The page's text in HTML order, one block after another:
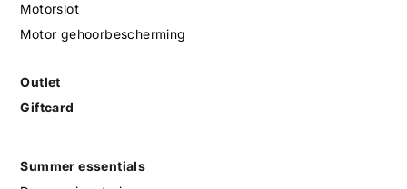
Motorslot
Motor gehoorbescherming
Outlet
Giftcard
Summer essentials